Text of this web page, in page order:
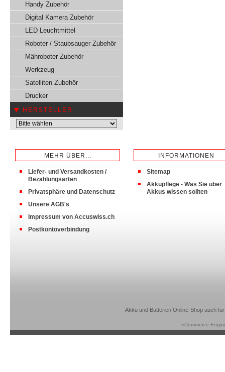
Handy Zubehör
Digital Kamera Zubehör
LED Leuchtmittel
Roboter / Staubsauger Zubehör
Mähroboter Zubehör
Werkzeug
Satelliten Zubehör
Drucker
HERSTELLER
MEHR ÜBER...
Liefer- und Versandkosten /
Bezahlungsarten
Privatsphäre und Datenschutz
Unsere AGB's
Impressum von Accuswiss.ch
Postkontoverbindung
INFORMATIONEN
Sitemap
Akkupflege - Was Sie über
Akkus wissen sollten
Akku und Batterien Online-Shop auch
eCommerce